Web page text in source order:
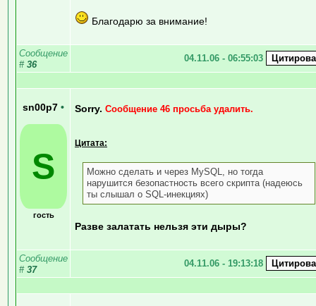
Благодарю за внимание!
Сообщение
# 36
04.11.06 - 06:55:03
sn00p7 •
S
гость
Sorry. Сообщение 46 просьба удалить.
Цитата:
Можно сделать и через MySQL, но тогда
нарушится безопастность всего скрипта (надеюсь
ты слышал о SQL-инекциях)
Разве залатать нельзя эти дыры?
Сообщение
# 37
04.11.06 - 19:13:18